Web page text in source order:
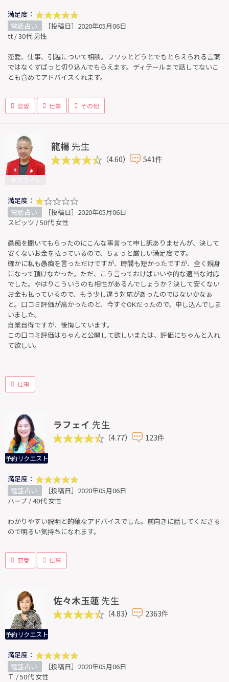
満足度：
電話占い
［投稿日］2020年05月06日
tt / 30代 男性
恋愛、仕事、引越について相談。フワッとどうとでもとらえられる言葉
ではなくずばっと切り込んでもらえます。ディテールまで話してないこ
とも含めてアドバイスくれます。
恋愛 仕事 その他
龍楊 先生
（4.60） 541件
満足度：
電話占い
［投稿日］2020年05月06日
スピッツ / 50代 女性
愚痴を聞いてもらったのにこんな事言って申し訳ありませんが、決して
安くないお金を払っているので、ちょっと厳しい満足度です。
確かに私も愚痴を言っただけですが、時間も短かったですが、全く親身
になって頂けなかった。ただ、こう言っておけばいいや的な適当な対応
でした。やはりこういうのも相性があるんでしょうか？決して安くない
お金も払っているので、もう少し違う対応があったのではないかなぁ
と。口コミ評価が高かったのと、今すぐOKだったので、申し込んでしま
いました。
自業自得ですが、後悔しています。
この口コミ評価はちゃんと公開して欲しいまたは、評価にちゃんと入れ
て欲しい。
仕事
予約リクエスト
ラフェイ 先生
（4.77） 123件
満足度：
電話占い
［投稿日］2020年05月06日
ハープ / 40代 女性
わかりやすい説明と的確なアドバイスでした。前向きに話してくださる
ので明るい気持ちになれます。
恋愛 仕事
予約リクエスト
佐々木玉蓮 先生
（4.83） 2363件
満足度：
電話占い
［投稿日］2020年05月06日
Ｔ / 50代 女性